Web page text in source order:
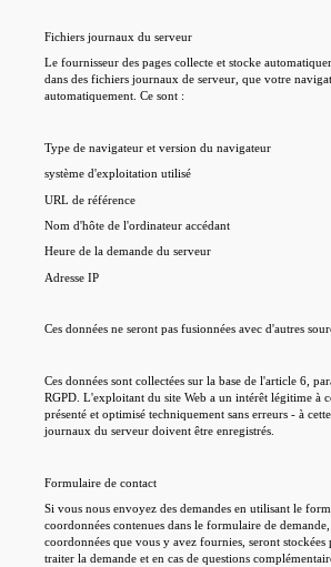
Fichiers journaux du serveur
Le fournisseur des pages collecte et stocke
dans des fichiers journaux de serveur, que votre
automatiquement. Ce sont :
Type de navigateur et version du navigateur
système d'exploitation utilisé
URL de référence
Nom d'hôte de l'ordinateur accédant
Heure de la demande du serveur
Adresse IP
Ces données ne seront pas fusionnées avec d'autres
Ces données sont collectées sur la base de l'article 6,
RGPD. L'exploitant du site Web a un intérêt légitime à
présenté et optimisé techniquement sans erreurs - à
journaux du serveur doivent être enregistrés.
Formulaire de contact
Si vous nous envoyez des demandes en utilisant le
coordonnées contenues dans le formulaire de
coordonnées que vous y avez fournies, seront stockées
traiter la demande et en cas de questions